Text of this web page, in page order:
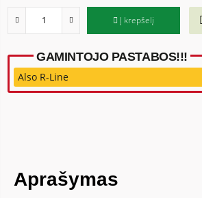
Į krepšelį
GAMINTOJO PASTABOS!!!
Also R-Line
Aprašymas